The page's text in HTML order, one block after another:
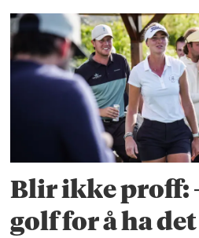
Blir ikke proff:
golf for å ha